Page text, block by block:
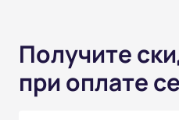
Получите
при оплате